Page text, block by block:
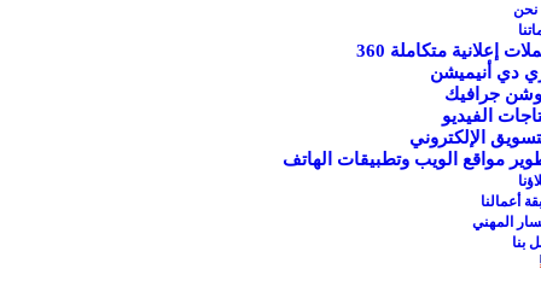
نحن
إعلانية متكاملة 360
دي أنيميشن
جرافيك
الفيديو
الإلكتروني
مواقع الويب وتطبيقات الهاتف
أعمالنا
المهني
بنا